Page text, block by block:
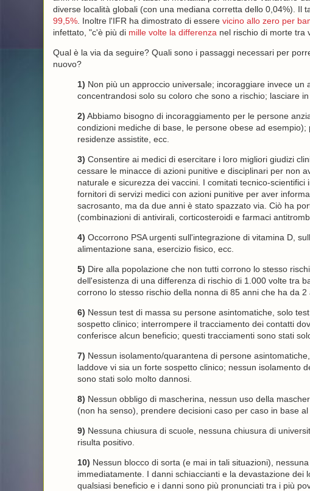
diverse località globali (con una mediana corretta dello 0,04%). Il
99,5%. Inoltre l'IFR ha dimostrato di essere vicino allo zero per
infettato, "c'è più di mille volte la differenza nel rischio di morte tra
Qual è la via da seguire? Quali sono i passaggi necessari per
nuovo?
1) Non più un approccio universale; incoraggiare invece un
concentrandosi solo su coloro che sono a rischio; lasciare
2) Abbiamo bisogno di incoraggiamento per le persone
condizioni mediche di base, le persone obese ad
residenze assistite, ecc.
3) Consentire ai medici di esercitare i loro migliori giudizi
cessare le minacce di azioni punitive e disciplinari per non
naturale e sicurezza dei vaccini. I comitati tecnico-
fornitori di servizi medici con azioni punitive per aver
sacrosanto, ma da due anni è stato spazzato via. Ciò ha
(combinazioni di antivirali, corticosteroidi e farmaci
4) Occorrono PSA urgenti sull'integrazione di vitamina D,
alimentazione sana, esercizio fisico, ecc.
5) Dire alla popolazione che non tutti corrono lo stesso
dell'esistenza di una differenza di rischio di 1.000 volte tra
corrono lo stesso rischio della nonna di 85 anni che ha da
6) Nessun test di massa su persone asintomatiche, solo
sospetto clinico; interrompere il tracciamento dei contatti
conferisce alcun beneficio; questi tracciamenti sono stati
7) Nessun isolamento/quarantena di persone
laddove vi sia un forte sospetto clinico; nessun isolamento
sono stati solo molto dannosi.
8) Nessun obbligo di mascherina, nessun uso della
(non ha senso), prendere decisioni caso per caso in base al
9) Nessuna chiusura di scuole, nessuna chiusura di
risulta positivo.
10) Nessun blocco di sorta (e mai in tali situazioni),
immediatamente. I danni schiaccianti e la devastazione
qualsiasi beneficio e i danni sono più pronunciati tra i più